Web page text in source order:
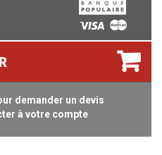
demander un devis
à votre compte